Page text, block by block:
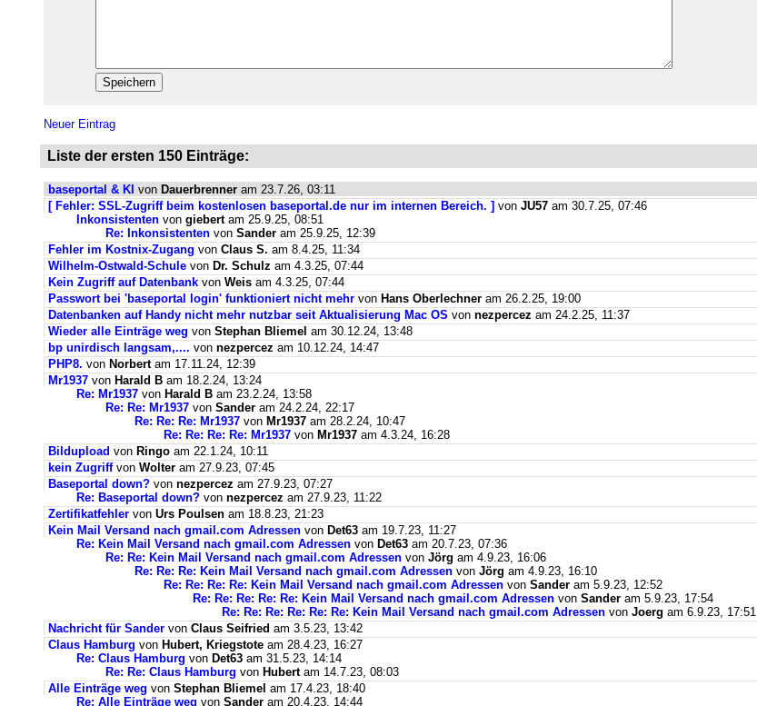
Neuer Eintrag
Liste der ersten 150 Einträge:
baseportal & KI von Dauerbrenner am 23.7.26, 03:11
[ Fehler: SSL-Zugriff beim kostenlosen baseportal.de nur im internen Bereich. ] von JU57 am 30.7.25, 07:46
Inkonsistenten von giebertam 25.9.25, 08:51
Re: Inkonsistenten von Sander am 25.9.25, 12:39
Fehler im Kostnix-Zugang von Claus S. am 8.4.25, 11:34
Wilhelm-Ostwald-Schule von Dr. Schulz am 4.3.25, 07:44
Kein Zugriff auf Datenbank von Weis am 4.3.25, 07:44
Passwort bei 'baseportal login' funktioniert nicht mehr von Hans Oberlechner am 26.2.25, 19:00
Datenbanken auf Handy nicht mehr nutzbar seit Aktualisierung Mac OS von nezpercez am 24.2.25, 11:37
Wieder alle Einträge weg von Stephan Bliemel am 30.12.24, 13:48
bp unirdisch langsam,.... von nezpercez am 10.12.24, 14:47
PHP8. von Norbertam 17.11.24, 12:39
Mr1937 von Harald B am 18.2.24, 13:24
Re: Mr1937 von Harald B am 23.2.24, 13:58
Re: Re: Mr1937 von Sander am 24.2.24, 22:17
Re: Re: Re: Mr1937 von Mr1937 am 28.2.24, 10:47
Re: Re: Re: Re: Mr1937 von Mr1937 am 4.3.24, 16:28
Bildupload von Ringo am 22.1.24, 10:11
kein Zugriffvon Wolter am 27.9.23, 07:45
Baseportal down? von nezpercez am 27.9.23, 07:27
Re: Baseportal down? von nezpercez am 27.9.23, 11:22
Zertifikatfehler von Urs Poulsen am 18.8.23, 21:23
Kein Mail Versand nach gmail.com Adressen von Det63 am 19.7.23, 11:27
Re: Kein Mail Versand nach gmail.com Adressen von Det63 am 20.7.23, 07:36
Re: Re: Kein Mail Versand nach gmail.com Adressen von Jörg am 4.9.23, 16:06
Re: Re: Re: Kein Mail Versand nach gmail.com Adressen von Jörg am 4.9.23, 16:10
Re: Re: Re: Re: Kein Mail Versand nach gmail.com Adressen von Sander am 5.9.23, 12:52
Re: Re: Re: Re: Re: Kein Mail Versand nach gmail.com Adressen von Sander am 5.9.23, 17:54
Re: Re: Re: Re: Re: Re: Kein Mail Versand nach gmail.com Adressen von Joerg am 6.9.23, 17:51
Nachricht für Sander von Claus Seifried am 3.5.23, 13:42
Claus Hamburg von Hubert, Kriegstote am 28.4.23, 16:27
Re: Claus Hamburg von Det63 am 31.5.23, 14:14
Re: Re: Claus Hamburg von Hubertam 14.7.23, 08:03
Alle Einträge weg von Stephan Bliemel am 17.4.23, 18:40
Re: Alle Einträge weg von Sander am 20.4.23, 14:44